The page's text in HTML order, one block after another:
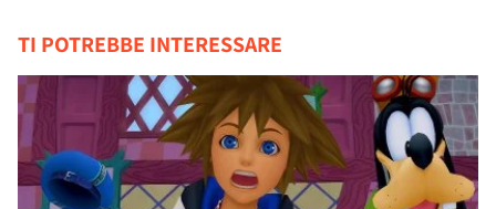
TI POTREBBE INTERESSARE